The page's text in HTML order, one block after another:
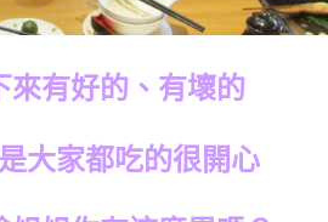
來有好的、有壞的
大家都吃的很開心